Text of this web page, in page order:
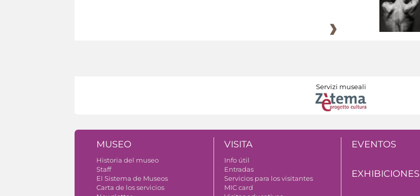
Servizi museali
MUSEO
Historia del museo
Staff
El Sistema de Museos
Carta de los servicios
VISITA
Info útil
Entradas
Servicios para los visitantes
MIC card
EVENTOS
EXHIBICIONES